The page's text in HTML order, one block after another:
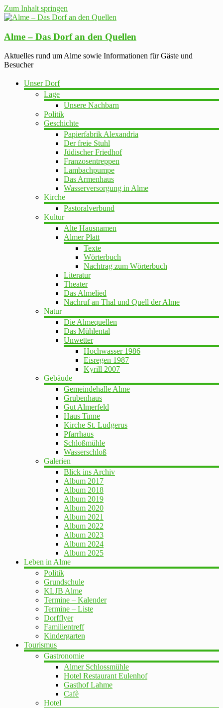
Zum Inhalt springen
Alme – Das Dorf an den Quellen
Aktuelles rund um Alme sowie Informationen für Gäste und
Besucher
Unser Dorf
Lage
Unsere Nachbarn
Politik
Geschichte
Papierfabrik Alexandria
Der freie Stuhl
Jüdischer Friedhof
Franzosentreppen
Lambachpumpe
Das Armenhaus
Wasserversorgung in Alme
Kirche
Pastoralverbund
Kultur
Alte Hausnamen
Almer Platt
Texte
Wörterbuch
Nachtrag zum Wörterbuch
Literatur
Theater
Das Almelied
Nachruf an Thal und Quell der Alme
Natur
Die Almequellen
Das Mühlental
Unwetter
Hochwasser 1986
Eisregen 1987
Kyrill 2007
Gebäude
Gemeindehalle Alme
Grubenhaus
Gut Almerfeld
Haus Tinne
Kirche St. Ludgerus
Pfarrhaus
Schloßmühle
Wasserschloß
Galerien
Blick ins Archiv
Album 2017
Album 2018
Album 2019
Album 2020
Album 2021
Album 2022
Album 2023
Album 2024
Album 2025
Leben in Alme
Politik
Grundschule
KLJB Alme
Termine – Kalender
Termine – Liste
Dorfflyer
Familientreff
Kindergarten
Tourismus
Gastronomie
Almer Schlossmühle
Hotel Restaurant Eulenhof
Gasthof Lahme
Cafè
Hotel